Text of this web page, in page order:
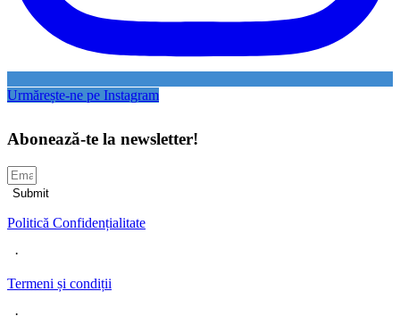
Urmărește-ne pe Instagram
Abonează-te la newsletter!
Submit
Politică Confidențialitate
·
Termeni și condiții
·